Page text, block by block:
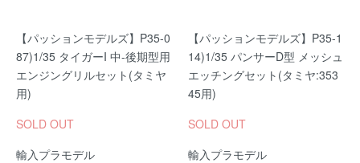
【パッションモデルズ】P35-0
87)1/35 タイガーI 中-後期型用
エンジングリルセット(タミヤ
用)
SOLD OUT
輸入プラモデル
【パッションモデルズ】P35-1
14)1/35 パンサーD型 メッシュ
エッチングセット(タミヤ:353
45用)
SOLD OUT
輸入プラモデル